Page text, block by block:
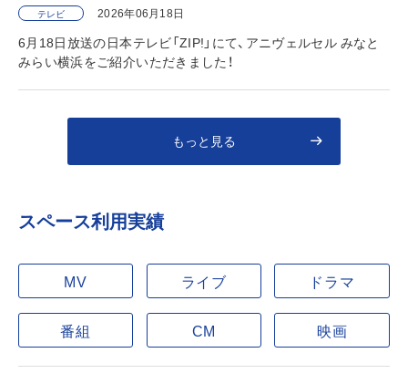
テレビ 2026年06月18日
6月18日放送の日本テレビ「ZIP!」にて、アニヴェルセル みなと
みらい横浜をご紹介いただきました！
もっと見る
スペース利用実績
MV ライブ ドラマ
番組 CM 映画